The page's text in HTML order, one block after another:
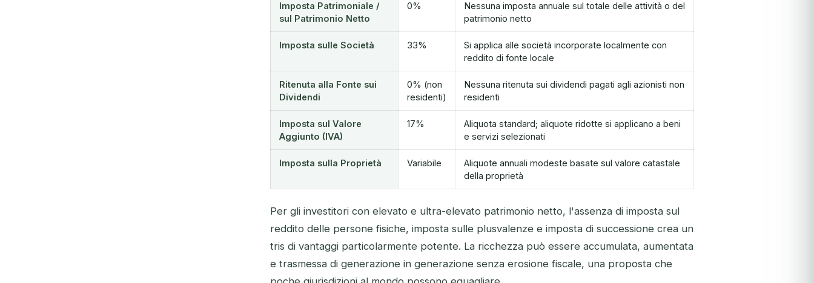
Imposta Patrimoniale /
sul Patrimonio Netto
0%
Nessuna imposta annuale sul totale delle attività o del
patrimonio netto
Imposta sulle Società 33%
Si applica alle società incorporate localmente con
reddito di fonte locale
Ritenuta alla Fonte sui
Dividendi
0% (non
residenti)
Nessuna ritenuta sui dividendi pagati agli azionisti non
residenti
Imposta sul Valore
Aggiunto (IVA)
17%
Aliquota standard; aliquote ridotte si applicano a beni
e servizi selezionati
Imposta sulla Proprietà Variabile
Aliquote annuali modeste basate sul valore catastale
della proprietà
Per gli investitori con elevato e ultra-elevato patrimonio netto, l'assenza di imposta sul
reddito delle persone fisiche, imposta sulle plusvalenze e imposta di successione crea un
tris di vantaggi particolarmente potente. La ricchezza può essere accumulata, aumentata
e trasmessa di generazione in generazione senza erosione fiscale, una proposta che